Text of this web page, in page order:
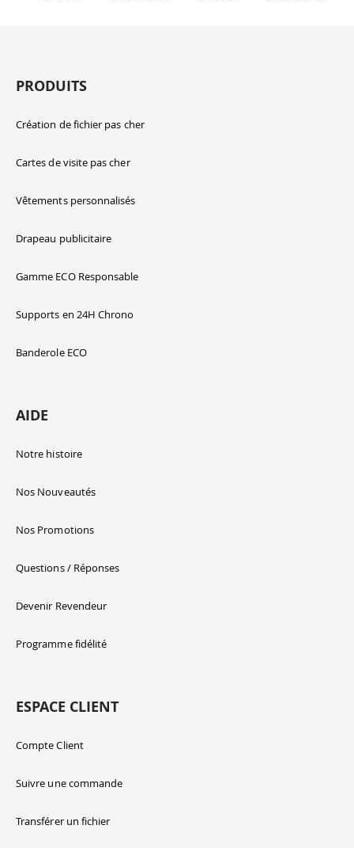
PRODUITS
Création de fichier pas cher
Cartes de visite pas cher
Vêtements personnalisés
Drapeau publicitaire
Gamme ECO Responsable
Supports en 24H Chrono
Banderole ECO
AIDE
Notre histoire
Nos Nouveautés
Nos Promotions
Questions / Réponses
Devenir Revendeur
Programme fidélité
ESPACE CLIENT
Compte Client
Suivre une commande
Transférer un fichier